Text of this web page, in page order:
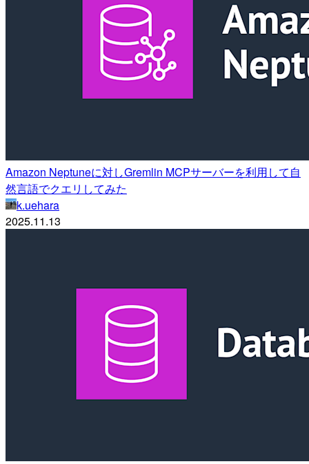
Amazon Neptuneに対しGremlin MCPサーバーを利用して自
然言語でクエリしてみた
k.uehara
2025.11.13